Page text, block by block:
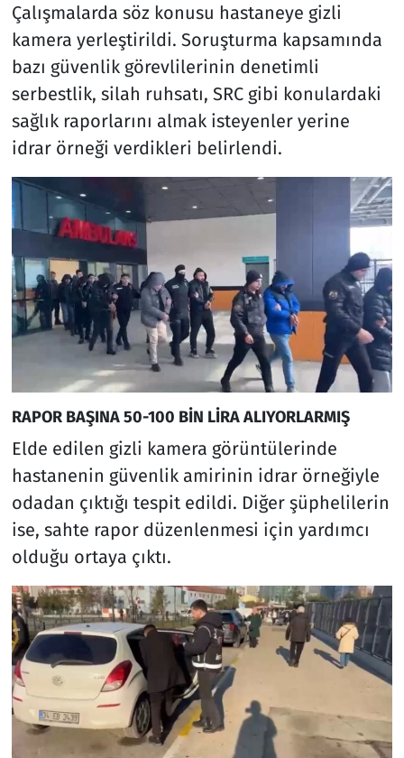
Çalışmalarda söz konusu hastaneye gizli
kamera yerleştirildi. Soruşturma kapsamında
bazı güvenlik görevlilerinin denetimli
serbestlik, silah ruhsatı, SRC gibi konulardaki
sağlık raporlarını almak isteyenler yerine
idrar örneği verdikleri belirlendi.
RAPOR BAŞINA 50-100 BİN LİRA ALIYORLARMIŞ
Elde edilen gizli kamera görüntülerinde
hastanenin güvenlik amirinin idrar örneğiyle
odadan çıktığı tespit edildi. Diğer şüphelilerin
ise, sahte rapor düzenlenmesi için yardımcı
olduğu ortaya çıktı.